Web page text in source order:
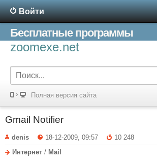
Войти
Бесплатные программы
zoomexe.net
Полная версия сайта
Gmail Notifier
denis 18-12-2009, 09:57
10 248
Интернет / Mail